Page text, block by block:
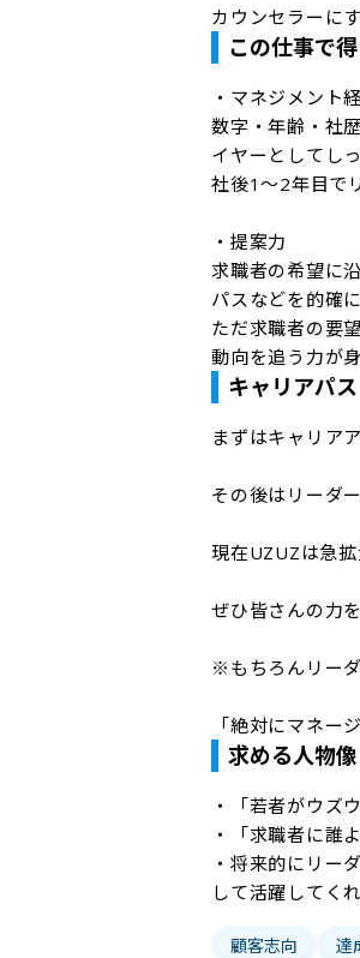
カウンセラーに
この仕事で
・マネジメント
数字・年齢・社
イヤーとしてし
社後1〜2年目で
・提案力
求職者の希望に
パスなどを的確
ただ求職者の要
動向を追う力が
キャリアパス
まずはキャリア
その後はリーダ
現在UZUZは急
ぜひ皆さんの力
※もちろんリー
「絶対にマネー
求める人物像
・「若者がウズ
・「求職者に誰
・将来的にリー
して活躍してく
顧客志向 達